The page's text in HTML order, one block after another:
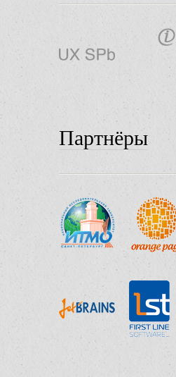
Партнёры